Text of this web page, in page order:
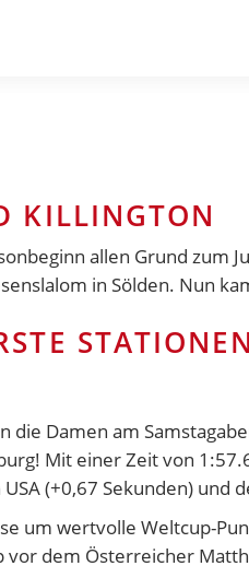
KILLINGTON
allen Grund zum
in Sölden. Nun
Damen am
Mit einer Zeit von
(+0,67 Sekunden) und
um wertvolle Weltcup-
dem Österreicher